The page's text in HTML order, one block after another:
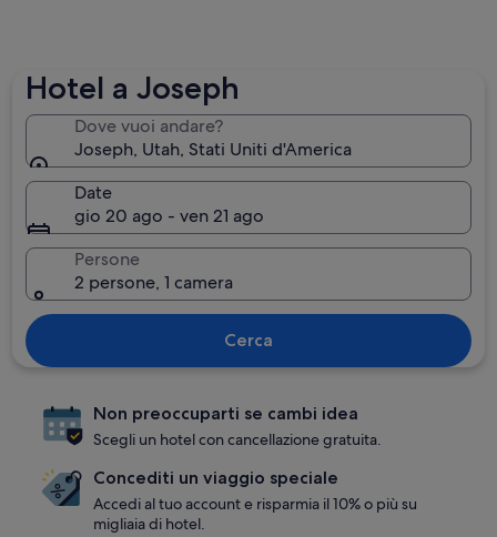
Hotel a Joseph
Dove vuoi andare?
Joseph, Utah, Stati Uniti d'America
Date
gio 20 ago - ven 21 ago
Persone
2 persone, 1 camera
Cerca
Non preoccuparti se cambi idea
Scegli un hotel con cancellazione gratuita.
Concediti un viaggio speciale
Accedi al tuo account e risparmia il 10% o più su
migliaia di hotel.